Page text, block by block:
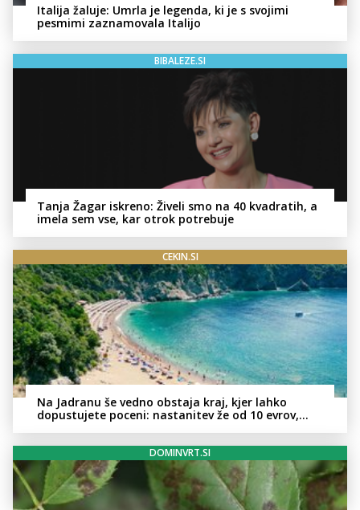
Italija žaluje: Umrla je legenda, ki je s svojimi
pesmimi zaznamovala Italijo
BIBALEZE.SI
Tanja Žagar iskreno: Živeli smo na 40 kvadratih, a
imela sem vse, kar otrok potrebuje
CEKIN.SI
Na Jadranu še vedno obstaja kraj, kjer lahko
dopustujete poceni: nastanitev že od 10 evrov,
DOMINVRT.SI